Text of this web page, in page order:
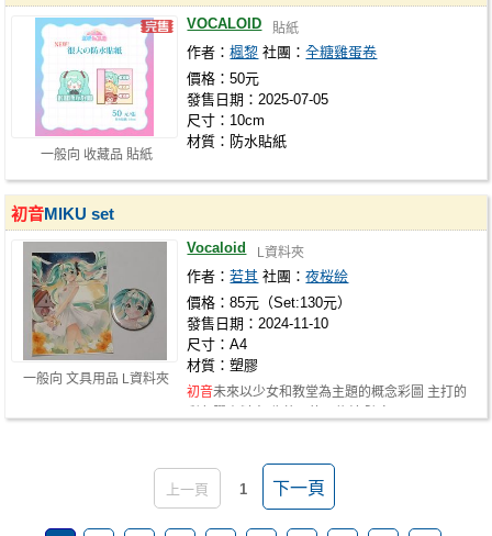
一般向 收藏品 貼紙
VOCALOID 貼紙
作者：楓黎 社團：全糖雞蛋卷
價格：50元
發售日期：2025-07-05
尺寸：10cm
材質：防水貼紙
一般向 文具用品 L資料夾
初音MIKU set
Vocaloid L資料夾
作者：若其 社團：夜桜絵
價格：85元（Set:130元）
發售日期：2024-11-10
尺寸：A4
材質：塑膠
初音未來以少女和教堂為主題的概念彩圖 主打的
上一頁 1 下一頁